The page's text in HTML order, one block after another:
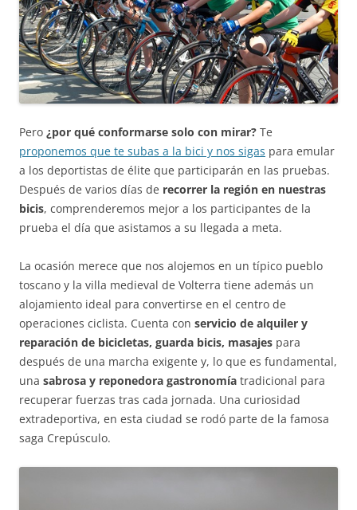
Pero ¿por qué conformarse solo con mirar? Te
proponemos que te subas a la bici y nos sigas para emular
a los deportistas de élite que participarán en las pruebas.
Después de varios días de recorrer la región en nuestras
bicis, comprenderemos mejor a los participantes de la
prueba el día que asistamos a su llegada a meta.
La ocasión merece que nos alojemos en un típico pueblo
toscano y la villa medieval de Volterra tiene además un
alojamiento ideal para convertirse en el centro de
operaciones ciclista. Cuenta con servicio de alquiler y
reparación de bicicletas, guarda bicis, masajes para
después de una marcha exigente y, lo que es fundamental,
una sabrosa y reponedora gastronomía tradicional para
recuperar fuerzas tras cada jornada. Una curiosidad
extradeportiva, en esta ciudad se rodó parte de la famosa
saga Crepúsculo.